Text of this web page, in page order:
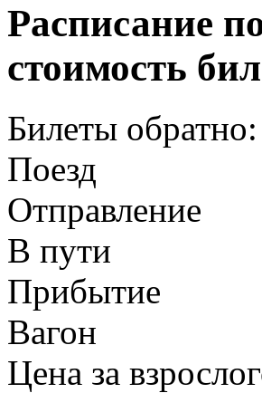
Расписание
стоимость
Билеты обратно:
Поезд
Отправление
В пути
Прибытие
Вагон
Цена за